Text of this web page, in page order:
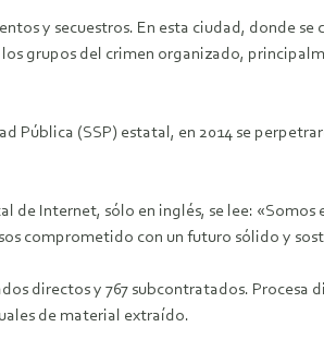
y secuestros. En esta ciudad, donde
grupos del crimen organizado,
Pública (SSP) estatal, en 2014 se
de Internet, sólo en inglés, se lee:
comprometido con un futuro sólido y
directos y 767 subcontratados.
de material extraído.